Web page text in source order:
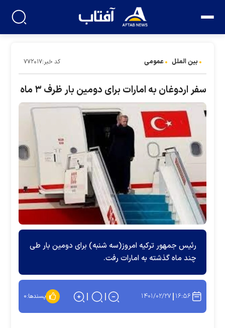
بین الملل عمومی کد خبر:۷۷۲۰۱۷
سفر اردوغان به امارات برای دومین بار ظرف ۳ ماه
رئیس جمهور ترکیه امروز(سه شنبه) برای دومین بار طی
چند ماه گذشته به امارات رفت.
۱۶:۵۶ ۱۴۰۱/۰۲/۲۷ پسندها:۰